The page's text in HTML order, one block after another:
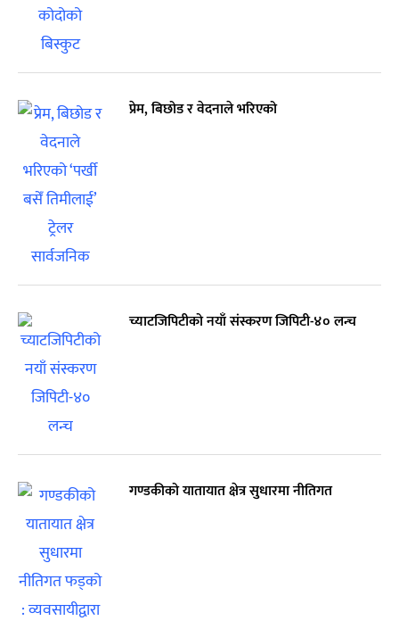
प्रेम, बिछोड र वेदनाले भरिएको
च्याटजिपिटीको नयाँ संस्करण जिपिटी-४० लन्च
गण्डकीको यातायात क्षेत्र सुधारमा नीतिगत